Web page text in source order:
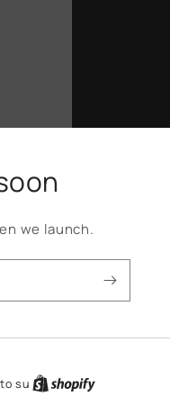
we launch.
su